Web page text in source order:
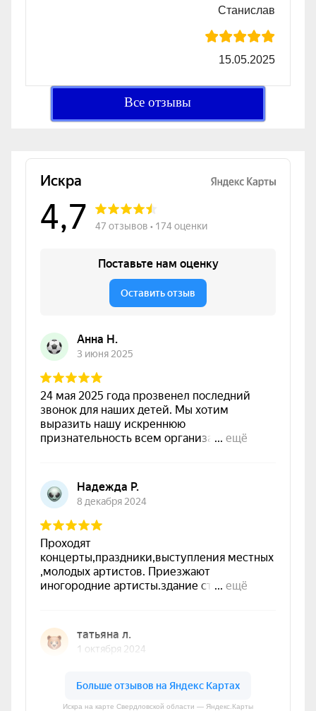
Станислав
15.05.2025
Все отзывы
Искра на карте Свердловской области — Яндекс.Карты